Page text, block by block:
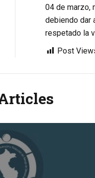
04 de marzo,
debiendo dar
respetado la
Post